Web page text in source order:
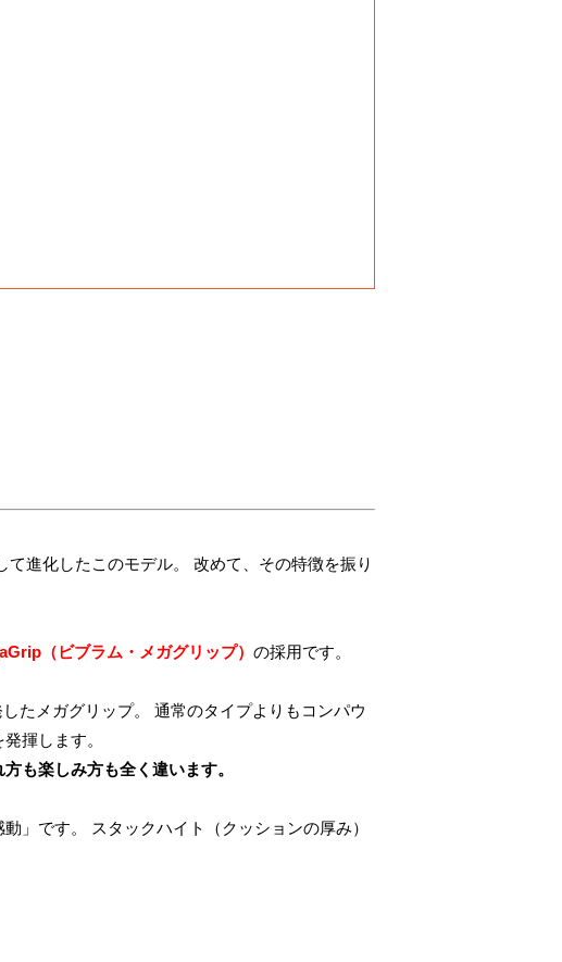
進化したこのモデル。 改めて、その特徴を振り
（ビブラム・メガグリップ） の採用です。
たメガグリップ。 通常のタイプよりもコンパウ
揮します。
も楽しみ方も全く違います。
」です。 スタックハイト（クッションの厚み）